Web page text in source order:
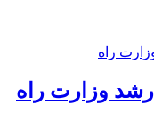
وزارت راه